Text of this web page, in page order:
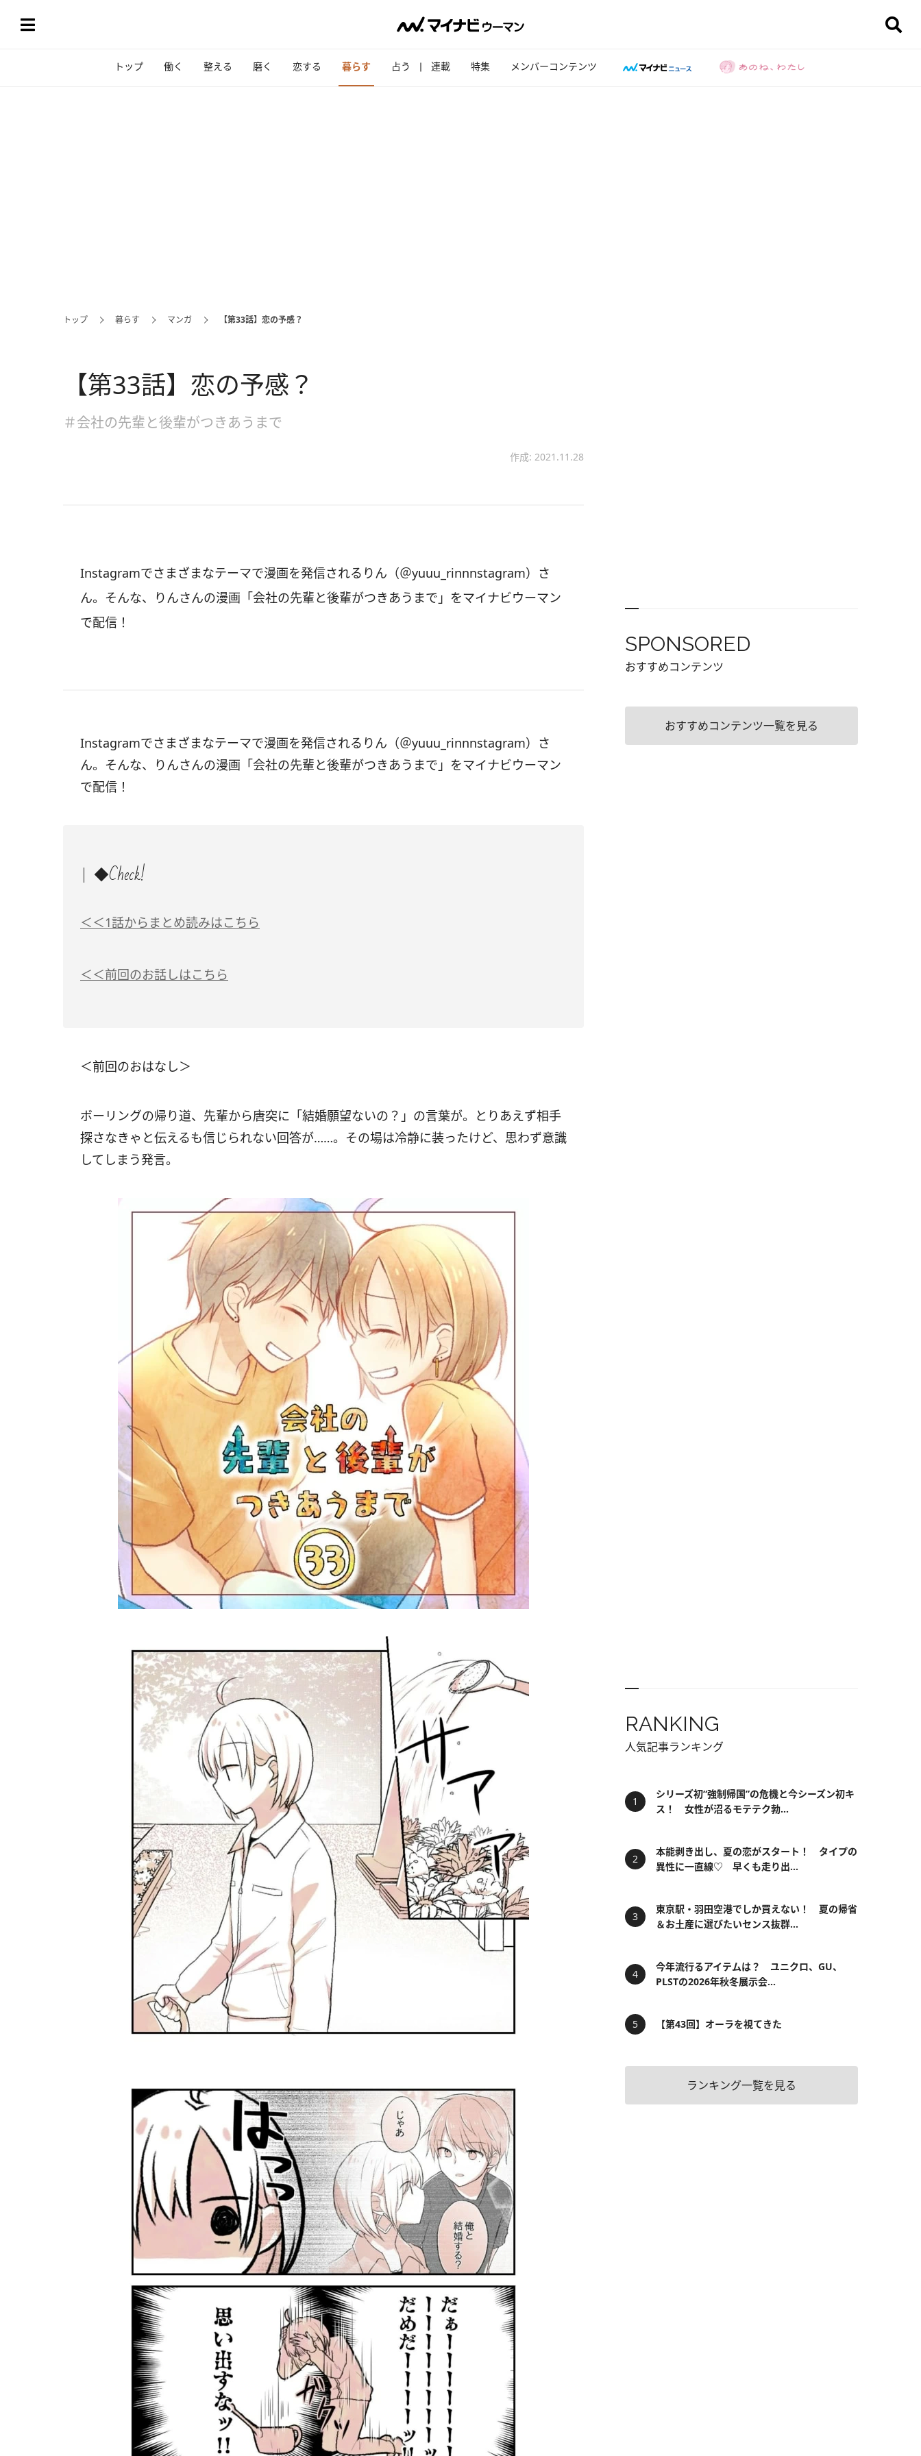
トップ 働く 整える 磨く 恋する 暮らす 占う 連載 特集 メンバーコンテンツ
トップ 暮らす マンガ 【第33話】恋の予感？
【第33話】恋の予感？
＃会社の先輩と後輩がつきあうまで
作成: 2021.11.28
Instagramでさまざまなテーマで漫画を発信されるりん（＠yuuu_rinnnstagram）さ
ん。そんな、りんさんの漫画「会社の先輩と後輩がつきあうまで」をマイナビウーマン
で配信！
Instagramでさまざまなテーマで漫画を発信されるりん（＠yuuu_rinnnstagram）さ
ん。そんな、りんさんの漫画「会社の先輩と後輩がつきあうまで」をマイナビウーマン
で配信！
◆Check!
＜＜1話からまとめ読みはこちら
＜＜前回のお話しはこちら
＜前回のおはなし＞
ボーリングの帰り道、先輩から唐突に「結婚願望ないの？」の言葉が。とりあえず相手
探さなきゃと伝えるも信じられない回答が……。その場は冷静に装ったけど、思わず意識
してしまう発言。
SPONSORED
おすすめコンテンツ
おすすめコンテンツ一覧を見る
RANKING
人気記事ランキング
シリーズ初“強制帰国”の危機と今シーズン初キ
ス！ 女性が沼るモテテク勃...
本能剥き出し、夏の恋がスタート！ タイプの
異性に一直線♡ 早くも走り出...
東京駅・羽田空港でしか買えない！ 夏の帰省
＆お土産に選びたいセンス抜群...
今年流行るアイテムは？ ユニクロ、GU、
PLSTの2026年秋冬展示会...
【第43回】オーラを視てきた
ランキング一覧を見る